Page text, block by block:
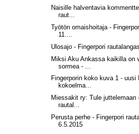
Naisille halventavia
raut...
Työtön omaishoitaja -
11....
Ulosajo - Fingerpori
Miksi Aku Ankassa kaikilla on
sormea - ...
Fingerporin koko kuva 1 - uusi
kokoelma...
Miessakit ry: Tule juttelemaan
rautal...
Perusta perhe - Fingerpori
6.5.2015